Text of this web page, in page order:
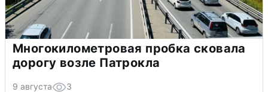
Многокилометровая пробка сковала
дорогу возле Патрокла
9 августа 3